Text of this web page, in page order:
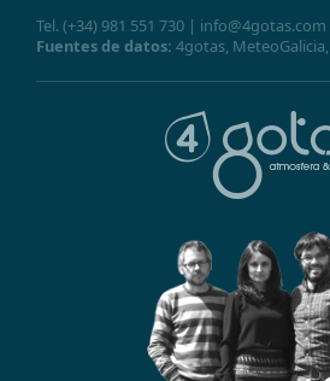
Tel.(+34) 981 551 730 | info@4gotas.com
Fuentes de datos: 4gotas, MeteoGalicia,